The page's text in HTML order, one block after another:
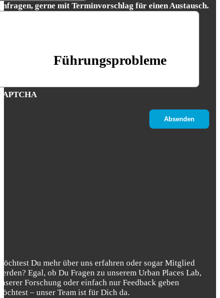
Führungsprobleme
gerne mit Terminvorschlag für einen Austausch.
Du mehr über uns erfahren oder sogar Mitglied
Egal, ob Du Fragen zu unserem Urban Places Lab,
Forschung oder einfach nur Feedback geben
– unser Team ist für Dich da.